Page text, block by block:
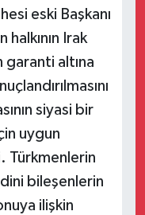
eski Başkanı
Irak
garanti altına
siyasi bir
uygun
Türkmenlerin
bileşenlerin
ilişkin